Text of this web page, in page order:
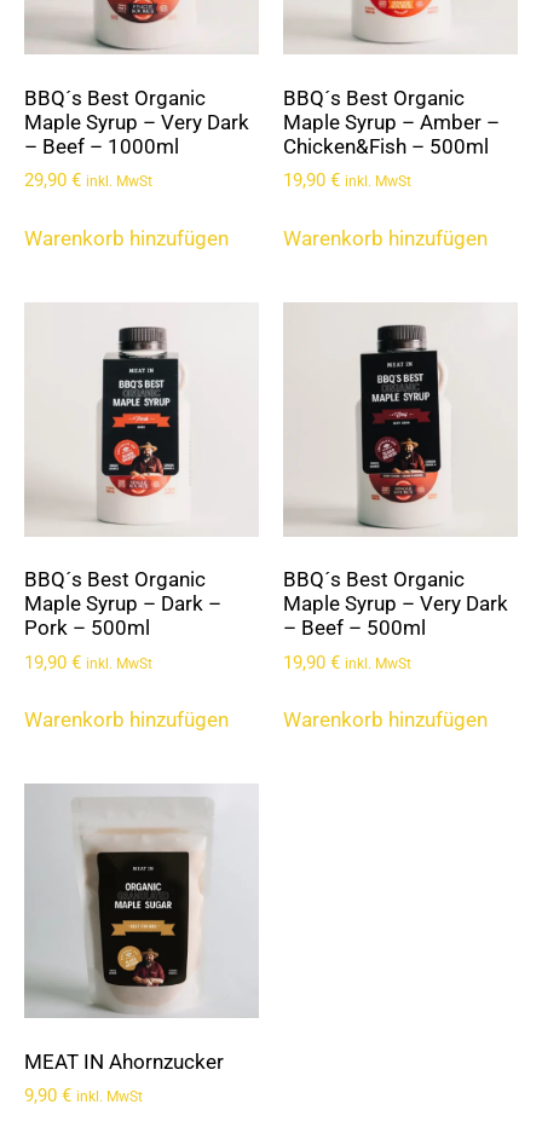
BBQ´s Best Organic
Maple Syrup – Very Dark
– Beef – 1000ml
29,90 € inkl. MwSt
Warenkorb hinzufügen
BBQ´s Best Organic
Maple Syrup – Amber –
Chicken&Fish – 500ml
19,90 € inkl. MwSt
Warenkorb hinzufügen
BBQ´s Best Organic
Maple Syrup – Dark –
Pork – 500ml
19,90 € inkl. MwSt
Warenkorb hinzufügen
BBQ´s Best Organic
Maple Syrup – Very Dark
– Beef – 500ml
19,90 € inkl. MwSt
Warenkorb hinzufügen
MEAT IN Ahornzucker
9,90 € inkl. MwSt